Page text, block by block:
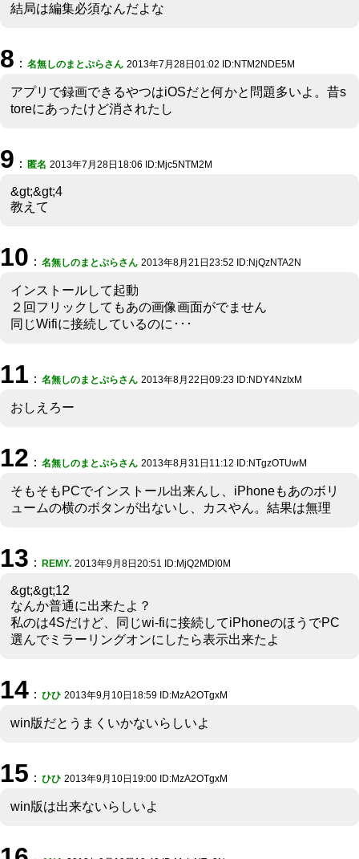
結局は編集必須なんだよな
8 ： 名無しのまとぷらさん 2013年7月28日01:02 ID:NTM2NDE5M
アプリで録画できるやつはiOSだと何かと問題多いよ。昔s
toreにあったけど消されたし
9 ： 匿名 2013年7月28日18:06 ID:Mjc5NTM2M
&gt;&gt;4
教えて
10 ： 名無しのまとぷらさん 2013年8月21日23:52 ID:NjQzNTA2N
インストールして起動
２回フリックしてもあの画像画面がでません
同じWifiに接続しているのに･･･
11 ： 名無しのまとぷらさん 2013年8月22日09:23 ID:NDY4NzIxM
おしえろー
12 ： 名無しのまとぷらさん 2013年8月31日11:12 ID:NTgzOTUwM
そもそもPCでインストール出来んし、iPhoneもあのボリ
ュームの横のボタンが出ないし、カスやん。結果は無理
13 ： REMY. 2013年9月8日20:51 ID:MjQ2MDI0M
&gt;&gt;12
なんか普通に出来たよ？
私のは4Sだけど、同じwi-fiに接続してiPhoneのほうでPC
選んでミラーリングオンにしたら表示出来たよ
14 ： ひひ 2013年9月10日18:59 ID:MzA2OTgxM
win版だとうまくいかないらしいよ
15 ： ひひ 2013年9月10日19:00 ID:MzA2OTgxM
win版は出来ないらしいよ